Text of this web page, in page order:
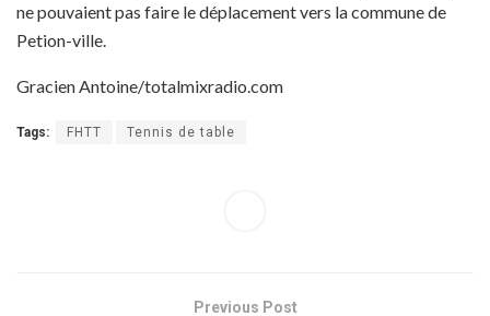
ne pouvaient pas faire le déplacement vers la commune de
Petion-ville.
Gracien Antoine/totalmixradio.com
Tags: FHTT Tennis de table
Previous Post